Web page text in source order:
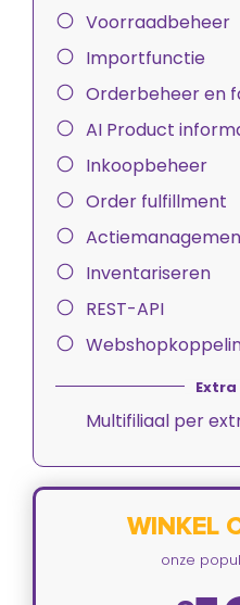
Voorraadbeheer
Importfunctie
Orderbeheer en
AI Product
Inkoopbeheer
Order fulfillment
Inventariseren
REST-API
Multifiliaal per
WINKEL
onze